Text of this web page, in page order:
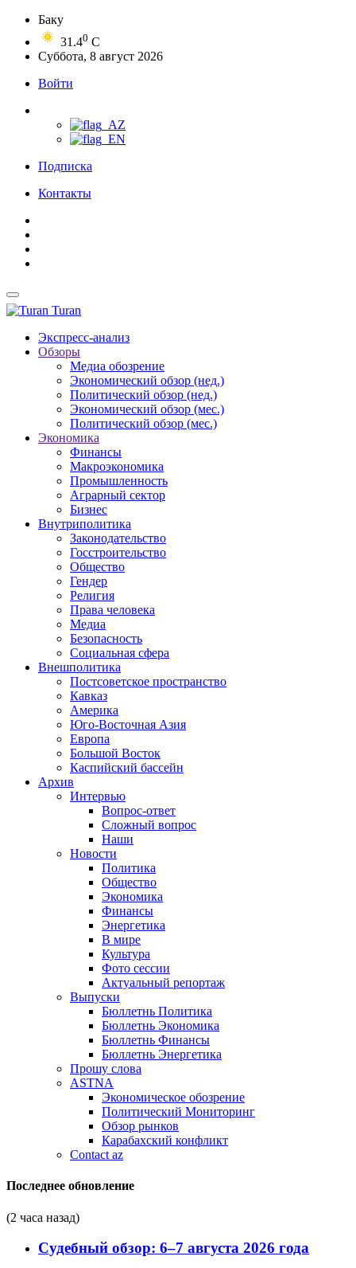
Баку
31.40 C
Суббота, 8 август 2026
Войти
Подписка
Контакты
Turan
Экспресс-анализ
Обзоры
Медиа обозрение
Экономический обзор (нед.)
Политический обзор (нед.)
Экономический обзор (мес.)
Политический обзор (мес.)
Экономика
Финансы
Макроэкономика
Промышленность
Аграрный сектор
Бизнес
Внутриполитика
Законодательство
Госстроительство
Общество
Гендер
Религия
Права человека
Медиа
Безопасность
Социальная сфера
Внешполитика
Постсоветское пространство
Кавказ
Америка
Юго-Восточная Азия
Европа
Большой Восток
Каспийский бассейн
Архив
Интервью
Вопрос-ответ
Сложный вопрос
Наши
Новости
Политика
Общество
Экономика
Финансы
Энергетика
В мире
Культура
Фото сессии
Актуальный репортаж
Выпуски
Бюллетнь Политика
Бюллетнь Экономика
Бюллетнь Финансы
Бюллетнь Энергетика
Прошу слова
ASTNA
Экономическое обозрение
Политический Мониторинг
Обзор рынков
Карабахский конфликт
Contact az
Последнее обновление
(2 часа назад)
Судебный обзор: 6–7 августа 2026 года